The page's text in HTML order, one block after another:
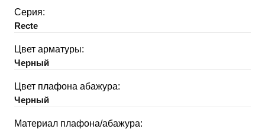
Серия:
Recte
Цвет арматуры:
Черный
Цвет плафона абажура:
Черный
Материал плафона/абажура: